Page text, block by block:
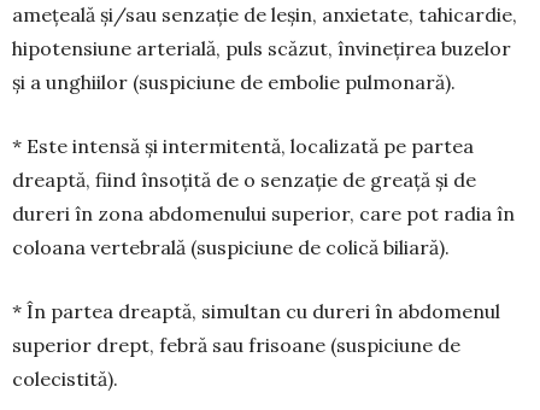
ame­țeală și/sau senzație de leșin, anxietate, tahicardie,
hipotensiune arterială, puls scăzut, învinețirea buzelor
și a unghiilor (suspiciune de embolie pulmonară).
* Este intensă și intermitentă, localizată pe partea
dreaptă, fiind însoțită de o senzație de greață și de
dureri în zona abdomenului superior, care pot radia în
coloana vertebrală (suspiciune de colică biliară).
* În partea dreaptă, simultan cu dureri în ab­do­menul
superior drept, febră sau frisoane (sus­piciune de
colecistită).